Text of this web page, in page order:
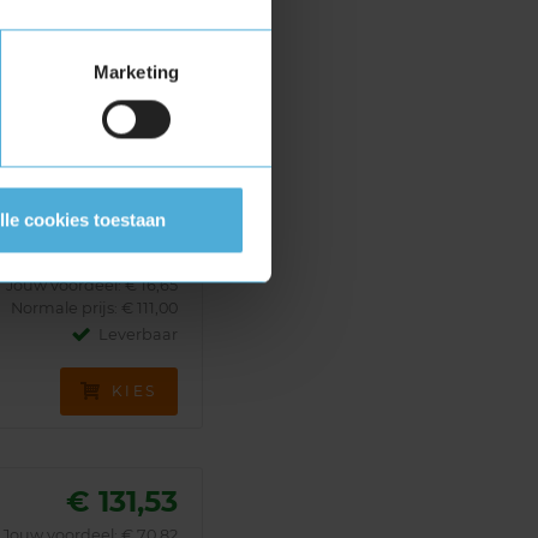
Marketing
cookies toestaan
Leverbaar
KIES
€ 94,35
Jouw voordeel:€ 16,65
Normale prijs: € 111,00
Leverbaar
KIES
€ 131,53